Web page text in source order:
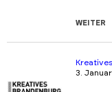
WEITER
3.